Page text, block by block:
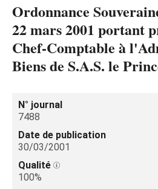
Ordonnance
22 mars 2001 portant
Chef-Comptable à
Biens de S.A.S. le
N° journal
7488
Date de publication
30/03/2001
Qualité
100%